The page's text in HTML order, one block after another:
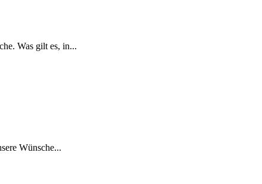
Was gilt es, in...
Wünsche...